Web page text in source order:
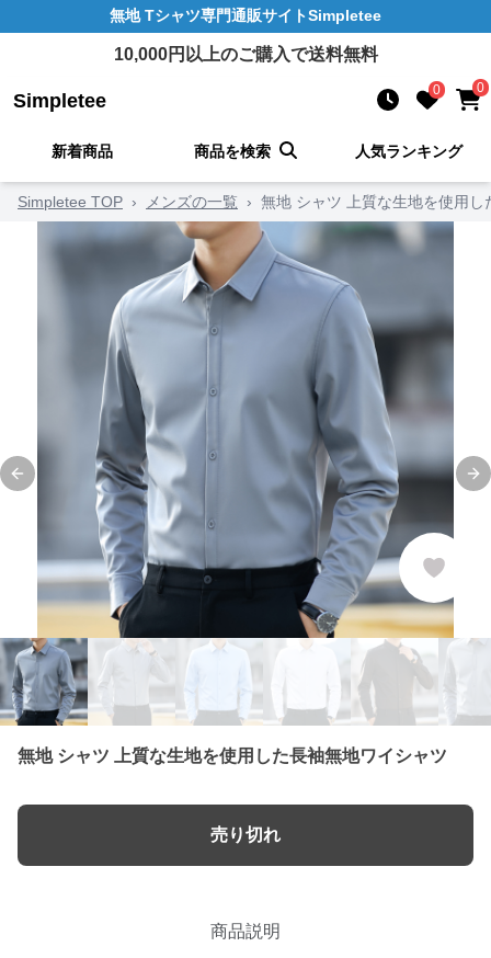
無地 Tシャツ専門通販サイトSimpletee
10,000円以上のご購入で送料無料
Simpletee 0 0
新着商品 商品を検索 人気ランキング
Simpletee TOP › メンズの一覧 › 無地 シャツ 上質な生地を使用し
Previous slide
無地 シャツ 上質な生地を使用した長袖無地ワイシャツ
売り切れ
商品説明